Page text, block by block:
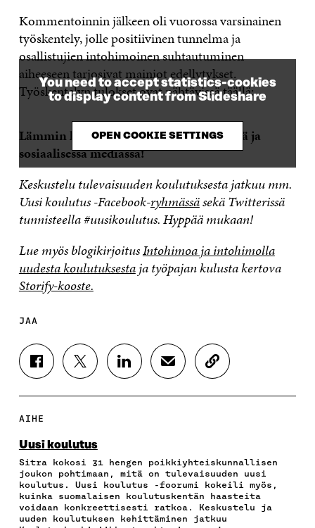
Kommentoinnin jälkeen oli vuorossa varsinainen
työskentely, jolle positiivinen tunnelma ja
osallistujien intohimoinen suhtautuminen
aiheeseen tarjosivat mainiot edellytykset.
Työskentelyn tulokset ovat nähtävissä täällä:
You need to accept statistics-cookies
to display content from Slideshare
OPEN COOKIE SETTINGS
Lämmin kiitos osallistujille paikan päällä ja
sosiaalisessa mediassa!
Keskustelu tulevaisuuden koulutuksesta jatkuu mm.
Uusi koulutus -Facebook-ryhmässäsekä Twitterissä
tunnisteella #uusikoulutus. Hyppää mukaan!
Lue myös blogikirjoitusIntohimoa ja intohimolla
uudesta koulutuksestaja työpajan kulusta kertova
Storify-kooste.
JAA
J
A
A
E
O
O
K
I
S
J
A
T
E
R
I
S
S
J
A
D
I
N
I
S
J
A
P
O
S
T
I
K
O
T
I
K
K
E
AIHE
Uusi koulutus
Sitra kokosi 31 hengen poikkiyhteiskunnallisen
joukon pohtimaan, mitä on tulevaisuuden uusi
koulutus. Uusi koulutus -foorumi kokeili myös,
kuinka suomalaisen koulutuskentän haasteita
voidaan konkreettisesti ratkoa. Keskustelu ja
uuden koulutuksen kehittäminen jatkuu